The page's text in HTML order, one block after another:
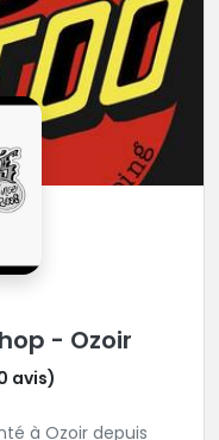
- Ozoir
avis)
à Ozoir depuis